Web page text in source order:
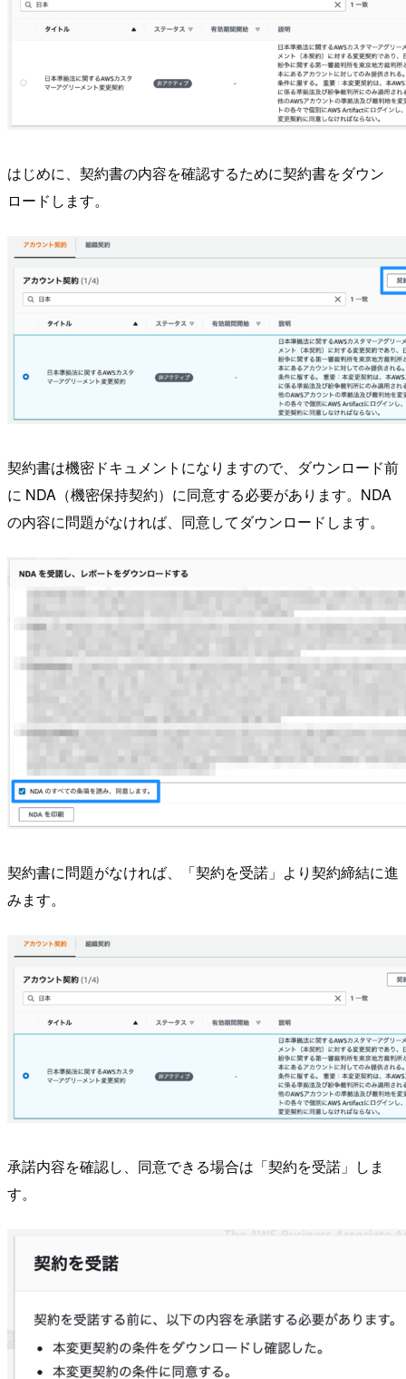
はじめに、契約書の内容を確認するために契約書をダウン
ロードします。
契約書は機密ドキュメントになりますので、ダウンロード前
に NDA（機密保持契約）に同意する必要があります。NDA
の内容に問題がなければ、同意してダウンロードします。
契約書に問題がなければ、「契約を受諾」より契約締結に進
みます。
承諾内容を確認し、同意できる場合は「契約を受諾」しま
す。